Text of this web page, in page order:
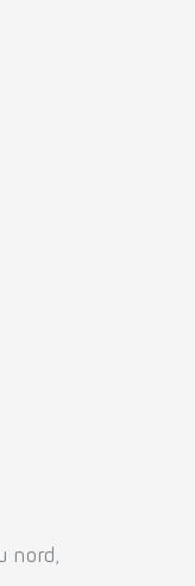
nord,